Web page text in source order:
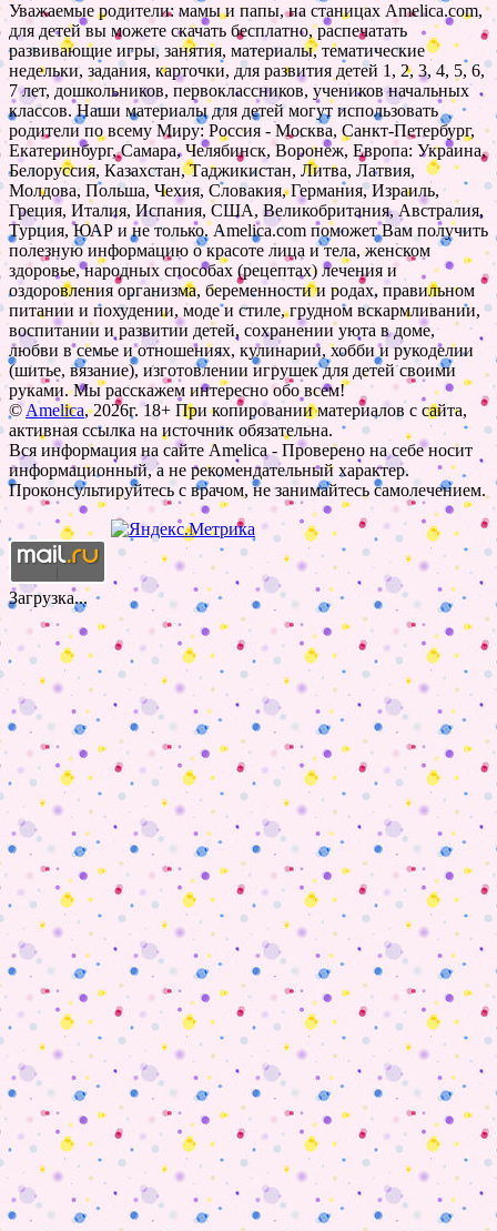
Уважаемые родители: мамы и папы, на станицах Amelica.com,
для детей вы можете скачать бесплатно, распечатать
развивающие игры, занятия, материалы, тематические
недельки, задания, карточки, для развития детей 1, 2, 3, 4, 5, 6,
7 лет, дошкольников, первоклассников, учеников начальных
классов. Наши материалы для детей могут использовать
родители по всему Миру: Россия - Москва, Санкт-Петербург,
Екатеринбург, Самара, Челябинск, Воронеж, Европа: Украина,
Белоруссия, Казахстан, Таджикистан, Литва, Латвия,
Молдова, Польша, Чехия, Словакия, Германия, Израиль,
Греция, Италия, Испания, США, Великобритания, Австралия,
Турция, ЮАР и не только. Amelica.com поможет Вам получить
полезную информацию о красоте лица и тела, женском
здоровье, народных способах (рецептах) лечения и
оздоровления организма, беременности и родах, правильном
питании и похудении, моде и стиле, грудном вскармливании,
воспитании и развитии детей, сохранении уюта в доме,
любви в семье и отношениях, кулинарии, хобби и рукоделии
(шитье, вязание), изготовлении игрушек для детей своими
руками. Мы расскажем интересно обо всем!
©Amelica, 2026г. 18+ При копировании материалов с сайта,
активная ссылка на источник обязательна.
Вся информация на сайте Amelica - Проверено на себе носит
информационный, а не рекомендательный характер.
Проконсультируйтесь с врачом, не занимайтесь самолечением.
Загрузка...